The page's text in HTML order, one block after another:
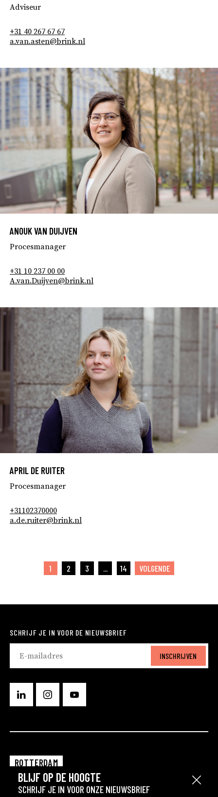
Sluit
BLIJF OP DE HOOGTE
SCHRIJF JE IN VOOR ONZE NIEUWSBRIEF
Adviseur
+31 40 267 67 67
a.van.asten@brink.nl
ANOUK VAN DUIJVEN
Procesmanager
+31 10 237 00 00
A.van.Duijven@brink.nl
APRIL DE RUITER
Procesmanager
+31102370000
a.de.ruiter@brink.nl
1 2 3 ... 14 VOLGENDE
SCHRIJF JE IN VOOR DE NIEUWSBRIEF
INSCHRIJVEN
ROTTERDAM
EINDHOVEN